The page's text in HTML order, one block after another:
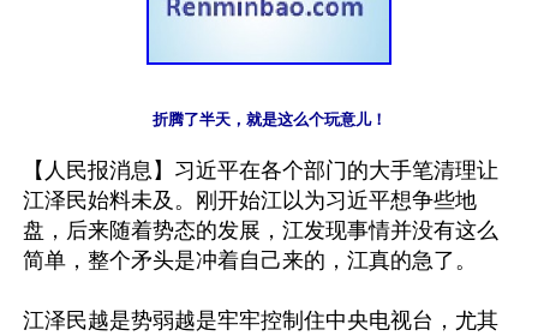
折腾了半天，就是这么个玩意儿！
【人民报消息】习近平在各个部门的大手笔清理让
江泽民始料未及。刚开始江以为习近平想争些地
盘，后来随着势态的发展，江发现事情并没有这么
简单，整个矛头是冲着自己来的，江真的急了。
江泽民越是势弱越是牢牢控制住中央电视台，尤其